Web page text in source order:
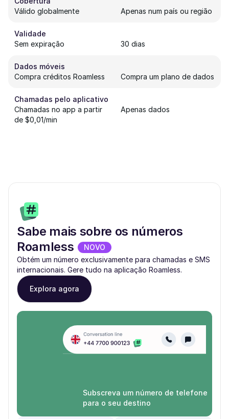
Válido globalmente
Apenas num país ou região
Validade
Sem expiração
30 dias
Dados móveis
Compra créditos Roamless
Compra um plano de dados
Chamadas pelo aplicativo
Chamadas no app a partir
de $0,01/min
Apenas dados
Sabe mais sobre os números
Roamless
NOVO
Obtém um número exclusivamente para chamadas e SMS
internacionais. Gere tudo na aplicação Roamless.
Explora agora
Subscreva um número de telefone
para o seu destino